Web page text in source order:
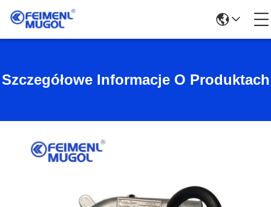
Szczegółowe Informacje O Produktach